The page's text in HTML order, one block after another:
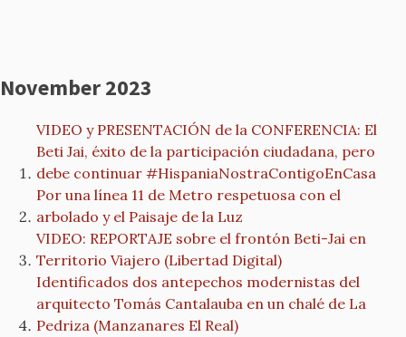
November 2023
VIDEO y PRESENTACIÓN de la CONFERENCIA: El
Beti Jai, éxito de la participación ciudadana, pero
debe continuar #HispaniaNostraContigoEnCasa
Por una línea 11 de Metro respetuosa con el
arbolado y el Paisaje de la Luz
VIDEO: REPORTAJE sobre el frontón Beti-Jai en
Territorio Viajero (Libertad Digital)
Identificados dos antepechos modernistas del
arquitecto Tomás Cantalauba en un chalé de La
Pedriza (Manzanares El Real)